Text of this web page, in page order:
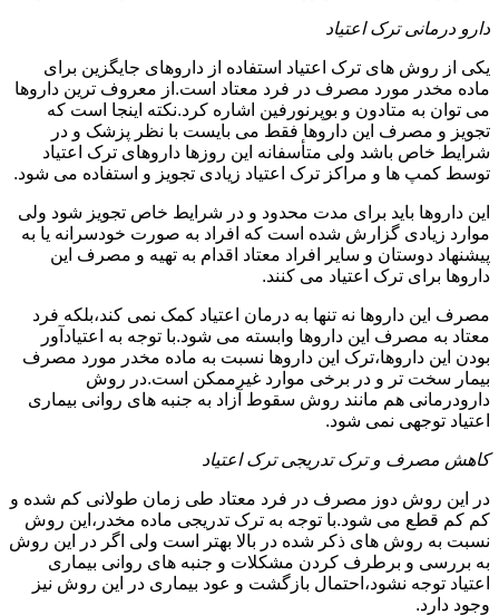
دارو درمانی ترک اعتیاد
یکی از روش های ترک اعتیاد استفاده از داروهای جایگزین برای
ماده مخدر مورد مصرف در فرد معتاد است.از معروف ترین داروها
می توان به متادون و بوپرنورفین اشاره کرد.نکته اینجا است که
تجویز و مصرف این داروها فقط می بایست با نظر پزشک و در
شرایط خاص باشد ولی متأسفانه این روزها داروهای ترک اعتیاد
توسط کمپ ها و مراکز ترک اعتیاد زیادی تجویز و استفاده می شود.
این داروها باید برای مدت محدود و در شرایط خاص تجویز شود ولی
موارد زیادی گزارش شده است که افراد به صورت خودسرانه یا به
پیشنهاد دوستان و سایر افراد معتاد اقدام به تهیه و مصرف این
داروها برای ترک اعتیاد می کنند.
مصرف این داروها نه تنها به درمان اعتیاد کمک نمی کند،بلکه فرد
معتاد به مصرف این داروها وابسته می شود.با توجه به اعتیادآور
بودن این داروها،ترک این داروها نسبت به ماده مخدر مورد مصرف
بیمار سخت تر و در برخی موارد غیرممکن است.در روش
دارودرمانی هم مانند روش سقوط آزاد به جنبه های روانی بیماری
اعتیاد توجهی نمی شود.
کاهش مصرف و ترک تدریجی ترک اعتیاد
در این روش دوز مصرف در فرد معتاد طی زمان طولانی کم شده و
کم کم قطع می شود.با توجه به ترک تدریجی ماده مخدر،این روش
نسبت به روش های ذکر شده در بالا بهتر است ولی اگر در این روش
به بررسی و برطرف کردن مشکلات و جنبه های روانی بیماری
اعتیاد توجه نشود،احتمال بازگشت و عود بیماری در این روش نیز
وجود دارد.